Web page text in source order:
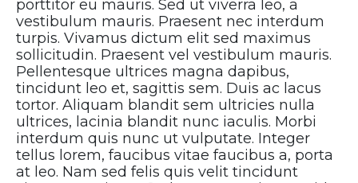
porttitor eu mauris. Sed ut viverra leo, a
vestibulum mauris. Praesent nec interdum
turpis. Vivamus dictum elit sed maximus
sollicitudin. Praesent vel vestibulum mauris.
Pellentesque ultrices magna dapibus,
tincidunt leo et, sagittis sem. Duis ac lacus
tortor. Aliquam blandit sem ultricies nulla
ultrices, lacinia blandit nunc iaculis. Morbi
interdum quis nunc ut vulputate. Integer
tellus lorem, faucibus vitae faucibus a, porta
at leo. Nam sed felis quis velit tincidunt